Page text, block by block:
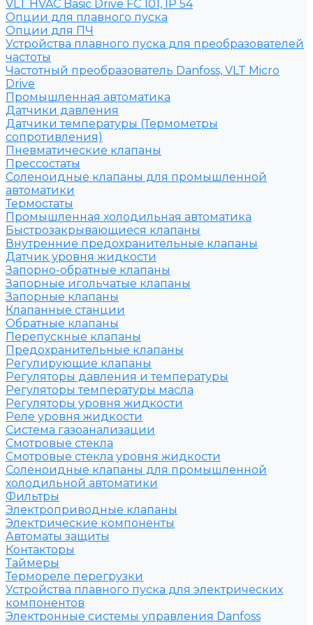
VLT HVAC Basic Drive FC 101, IP 54
Опции для плавного пуска
Опции для ПЧ
Устройства плавного пуска для преобразователей
частоты
Частотный преобразователь Danfoss, VLT Micro
Drive
Промышленная автоматика
Датчики давления
Датчики температуры (Термометры
сопротивления)
Пневматические клапаны
Прессостаты
Соленоидные клапаны для промышленной
автоматики
Термостаты
Промышленная холодильная автоматика
Быстрозакрывающиеся клапаны
Внутренние предохранительные клапаны
Датчик уровня жидкости
Запорно-обратные клапаны
Запорные игольчатые клапаны
Запорные клапаны
Клапанные станции
Обратные клапаны
Перепускные клапаны
Предохранительные клапаны
Регулирующие клапаны
Регуляторы давления и температуры
Регуляторы температуры масла
Регуляторы уровня жидкости
Реле уровня жидкости
Система газоанализации
Смотровые стекла
Смотровые стекла уровня жидкости
Соленоидные клапаны для промышленной
холодильной автоматики
Фильтры
Электроприводные клапаны
Электрические компоненты
Автоматы защиты
Контакторы
Таймеры
Термореле перегрузки
Устройства плавного пуска для электрических
компонентов
Электронные системы управления Danfoss